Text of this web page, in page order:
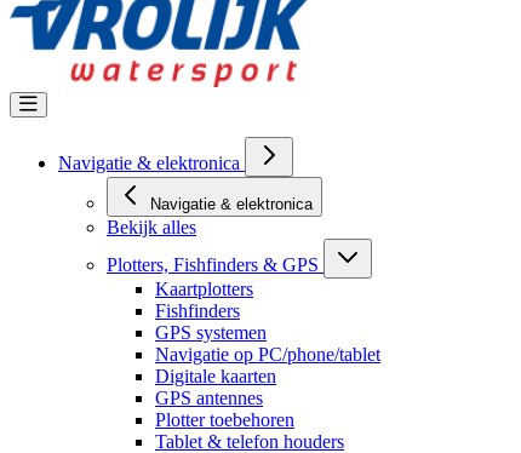
Navigatie & elektronica
Navigatie & elektronica
Bekijk alles
Plotters, Fishfinders & GPS
Kaartplotters
Fishfinders
GPS systemen
Navigatie op PC/phone/tablet
Digitale kaarten
GPS antennes
Plotter toebehoren
Tablet & telefon houders